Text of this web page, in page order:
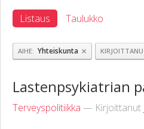
Listaus Taulukko
AIHE Yhteiskunta ×
Lastenpsykiatrian
Terveyspolitiikka — Kirjoittanut